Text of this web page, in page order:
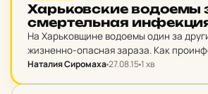
Харь­ков­ские во­до­емы
смер­тель­ная
На Харьковщине водоемы один за
жизненно-опасная зараза. Как
областной СЭС, холерный вибрион был
Наталия Сиромаха27.08.151 хв